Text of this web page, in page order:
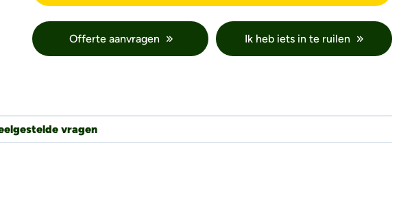
Offerte aanvragen Ik heb iets in te ruilen
vragen